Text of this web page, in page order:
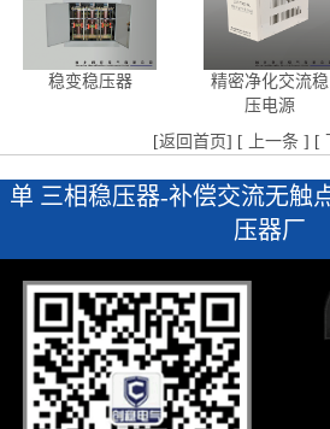
稳变稳压器
精密净化交流稳
压电源
[返回首页] [ 上一条 ] [
单 三相稳压器-补偿交流无触
压器厂